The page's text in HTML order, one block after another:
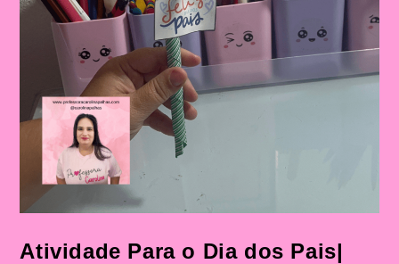
Atividade Para o Dia dos Pais|